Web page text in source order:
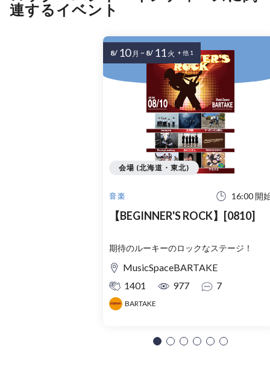
連するイベント
音楽 16:00 開
【BEGINNER'S ROCK】[0810]
期待のルーキーのロックなステージ！
MusicSpaceBARTAKE
1401
977 7
BARTAKE
会場 (北海道・東北)
8/ 10 月 ~ 8/ 11 火 + 他 1